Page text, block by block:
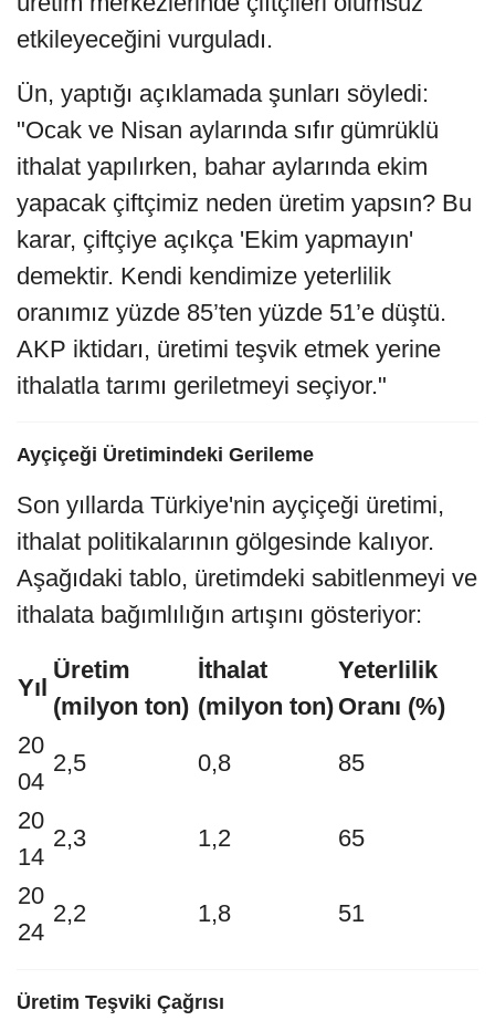
etkileyeceğini vurguladı.
Ün, yaptığı açıklamada şunları söyledi:
"Ocak ve Nisan aylarında sıfır gümrüklü
ithalat yapılırken, bahar aylarında ekim
yapacak çiftçimiz neden üretim yapsın? Bu
karar, çiftçiye açıkça 'Ekim yapmayın'
demektir. Kendi kendimize yeterlilik
oranımız yüzde 85’ten yüzde 51’e düştü.
AKP iktidarı, üretimi teşvik etmek yerine
ithalatla tarımı geriletmeyi seçiyor."
Ayçiçeği Üretimindeki Gerileme
Son yıllarda Türkiye'nin ayçiçeği üretimi,
ithalat politikalarının gölgesinde kalıyor.
Aşağıdaki tablo, üretimdeki sabitlenmeyi ve
ithalata bağımlılığın artışını gösteriyor:
Yıl
Üretim
(milyon ton)
İthalat
(milyon ton)
Yeterlilik
Oranı (%)
20
04
2,5 0,8 85
20
14
2,3 1,2 65
20
24
2,2 1,8 51
Üretim Teşviki Çağrısı